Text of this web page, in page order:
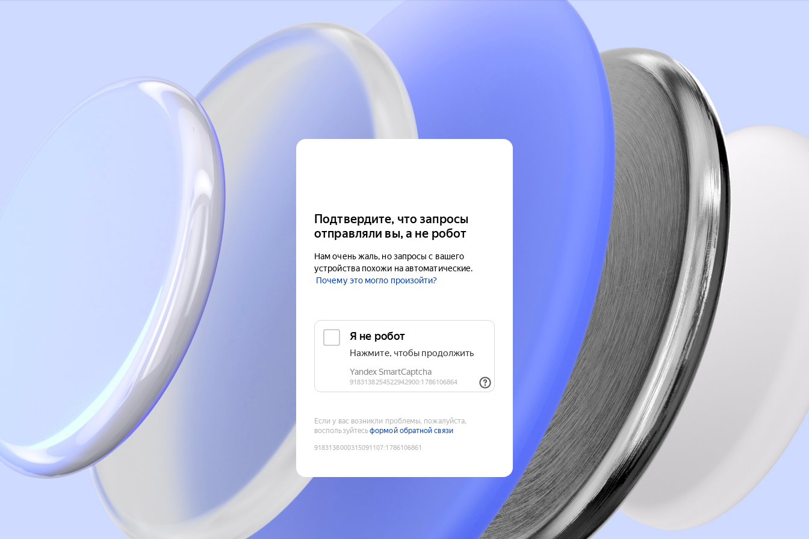
Подтвердите, что запросы
отправляли вы, а не робот
Нам очень жаль, но запросы с вашего
устройства похожи на автоматические.
Почему это могло произойти?
Если у вас возникли проблемы, пожалуйста,
воспользуйтесьформой обратной связи
9183138000315091107:1786106861